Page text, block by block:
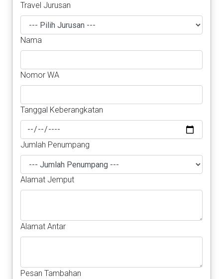
Travel Jurusan
Nama
Nomor WA
Tanggal Keberangkatan
Jumlah Penumpang
Alamat Jemput
Alamat Antar
Pesan Tambahan